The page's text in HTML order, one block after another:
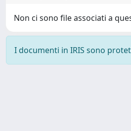
Non ci sono file associati a
I documenti in IRIS sono